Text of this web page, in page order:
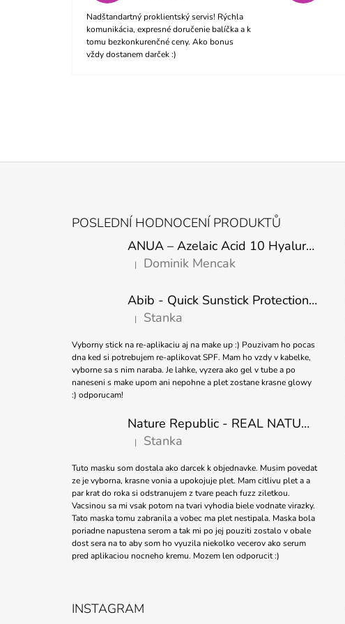
Nadštandartný proklientský servis! Rýchla
komunikácia, expresné doručenie balíčka a k
tomu bezkonkurenčné ceny. Ako bonus
vždy dostanem darček :)
POSLEDNÍ HODNOCENÍ PRODUKTŮ
ANUA – Azelaic Acid 10 Hyaluron Soothing Serum – 30 ml
Hodnocení produktu je 5 z 5 hvězdiček.
| Dominik Mencak
Abib - Quick Sunstick Protection Bar SPF50+ PA++++ 22g
Hodnocení produktu je 5 z 5 hvězdiček.
| Stanka
Vyborny stick na re-aplikaciu aj na make up :) Pouzivam ho pocas
dna ked si potrebujem re-aplikovat SPF. Mam ho vzdy v kabelke,
vyborne sa s nim naraba. Je lahke, vyzera ako gel v tube a po
naneseni s make upom ani nepohne a plet zostane krasne glowy
:) odporucam!
Nature Republic - REAL NATURE SHEET MASK TEA TREE 23ml
Hodnocení produktu je 5 z 5 hvězdiček.
| Stanka
Tuto masku som dostala ako darcek k objednavke. Musim povedat
ze je vyborna, krasne vonia a upokojuje plet. Mam citlivu plet a a
par krat do roka si odstranujem z tvare peach fuzz ziletkou.
Vacsinou sa mi vsak potom na tvari vyhodia biele vodnate virazky.
Tato maska tomu zabranila a vobec ma plet nestipala. Maska bola
poriadne napustena serom a tak mi po jej pouziti zostalo v obale
dost sera na to aby som ho vyuzila niekolko vecerov ako serum
pred aplikaciou nocneho kremu. Mozem len odporucit :)
INSTAGRAM